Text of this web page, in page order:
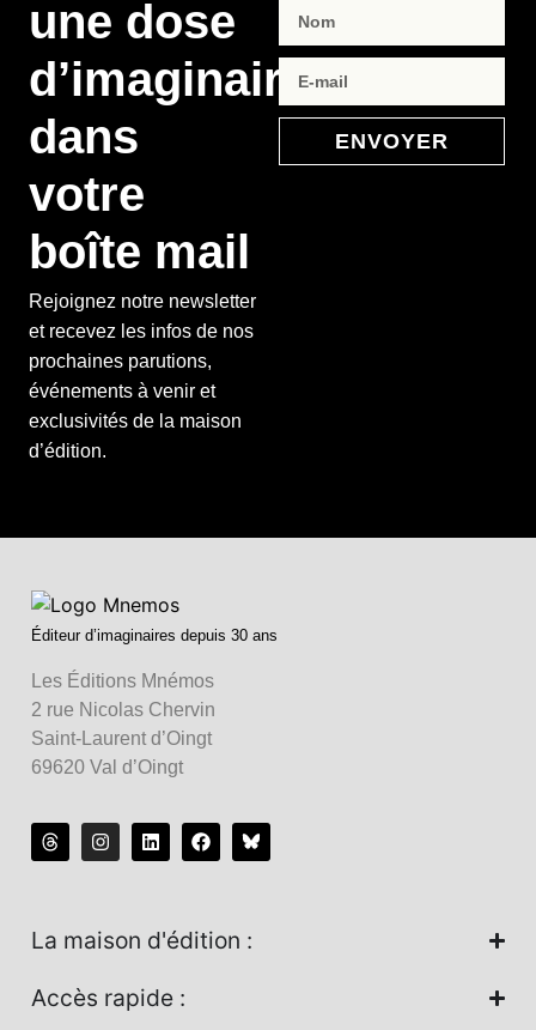
une dose
d’imaginaire
dans
votre
boîte mail
Rejoignez notre newsletter
et recevez les infos de nos
prochaines parutions,
événements à venir et
exclusivités de la maison
d’édition.
ENVOYER
Éditeur d’imaginaires depuis 30 ans
Les Éditions Mnémos
2 rue Nicolas Chervin
Saint-Laurent d’Oingt
69620 Val d’Oingt
La maison d'édition :
Accès rapide :